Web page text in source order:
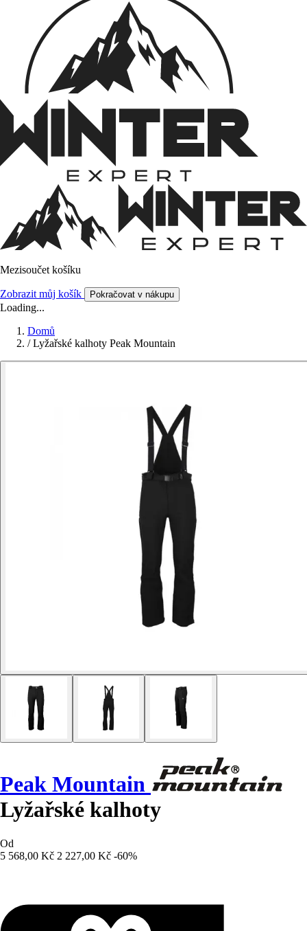
Mezisoučet košíku
Zobrazit můj košík Pokračovat v nákupu
Loading...
Domů
/ Lyžařské kalhoty Peak Mountain
Peak Mountain
Lyžařské kalhoty
Od
5 568,00 Kč 2 227,00 Kč -60%